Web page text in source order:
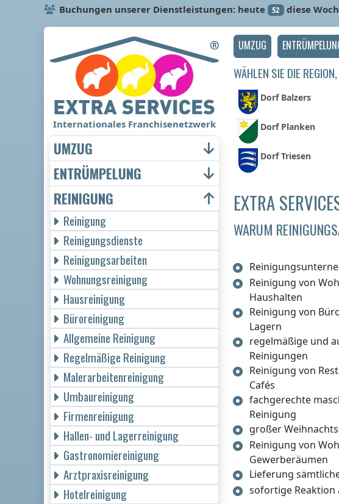
Buchungen unserer Dienstleistungen: heute 52 diese
UMZUG
WÄHLEN SIE DIE
Dorf Balzers
Dorf Planken
Dorf Triesen
EXTRA
WARUM
Reinigung von
Haushalten
Reinigung von
Lagern
regelmäßige und
Reinigungen
Reinigung von
Cafés
fachgerechte
Reinigung
großer
Reinigung von
Gewerberäumen
Lieferung
sofortige Reaktion
Internationales Franchisenetzwerk
UMZUG
ENTRÜMPELUNG
REINIGUNG
Reinigung
Reinigungsdienste
Reinigungsarbeiten
Wohnungsreinigung
Hausreinigung
Büroreinigung
Allgemeine Reinigung
Regelmäßige Reinigung
Malerarbeitenreinigung
Umbaureinigung
Firmenreinigung
Hallen- und Lagerreinigung
Gastronomiereinigung
Arztpraxisreinigung
Hotelreinigung